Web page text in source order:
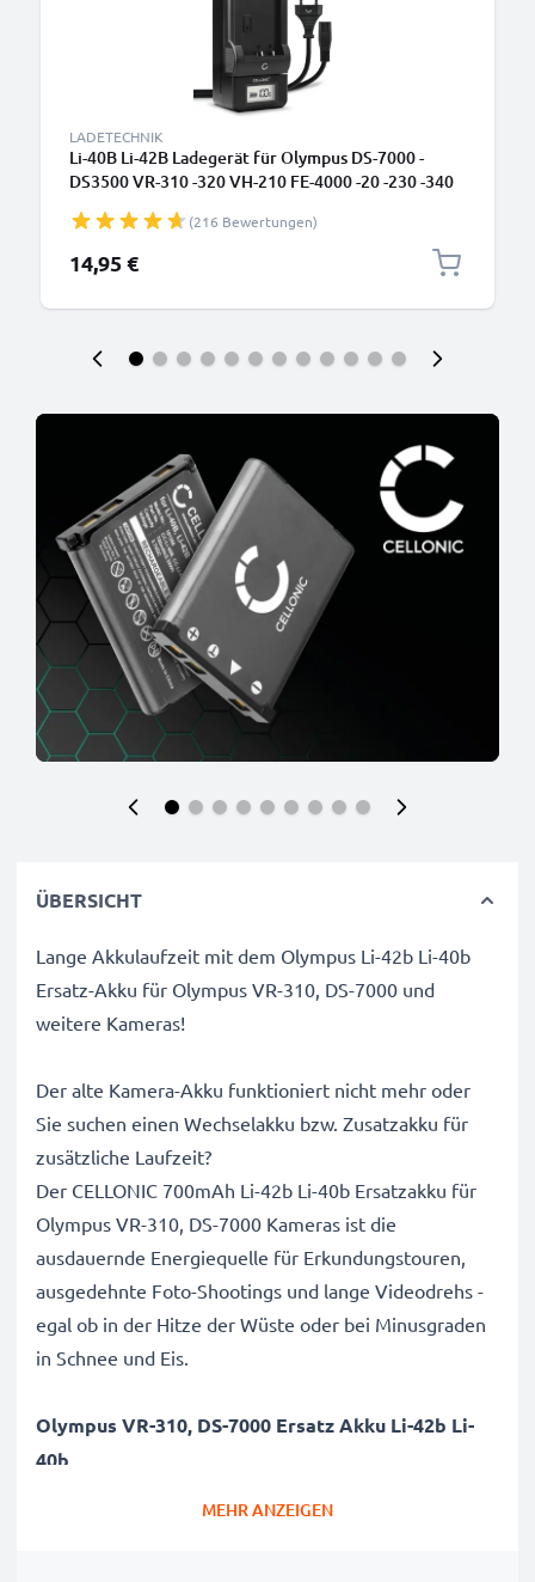
LADETECHNIK
Li-40B Li-42B Ladegerät für Olympus DS-7000 -
DS3500 VR-310 -320 VH-210 FE-4000 -20 -230 -340
(216 Bewertungen)
14,95 €
ÜBERSICHT
Lange Akkulaufzeit mit dem Olympus Li-42b Li-40b
Ersatz-Akku für Olympus VR-310, DS-7000 und
weitere Kameras!
Der alte Kamera-Akku funktioniert nicht mehr oder
Sie suchen einen Wechselakku bzw. Zusatzakku für
zusätzliche Laufzeit?
Der CELLONIC 700mAh Li-42b Li-40b Ersatzakku für
Olympus VR-310, DS-7000 Kameras ist die
ausdauernde Energiequelle für Erkundungstouren,
ausgedehnte Foto-Shootings und lange Videodrehs -
egal ob in der Hitze der Wüste oder bei Minusgraden
in Schnee und Eis.
Olympus VR-310, DS-7000 Ersatz Akku Li-42b Li-
40b
MEHR ANZEIGEN